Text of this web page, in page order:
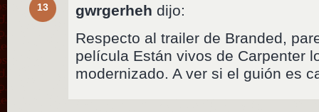
13 gwrgerheh dijo:
Respecto al trailer de Branded,
película Están vivos de Carpenter
modernizado. A ver si el guión es